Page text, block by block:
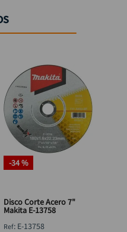
-34 %
Disco Corte Acero 7"
Makita E-13758
: E-13758